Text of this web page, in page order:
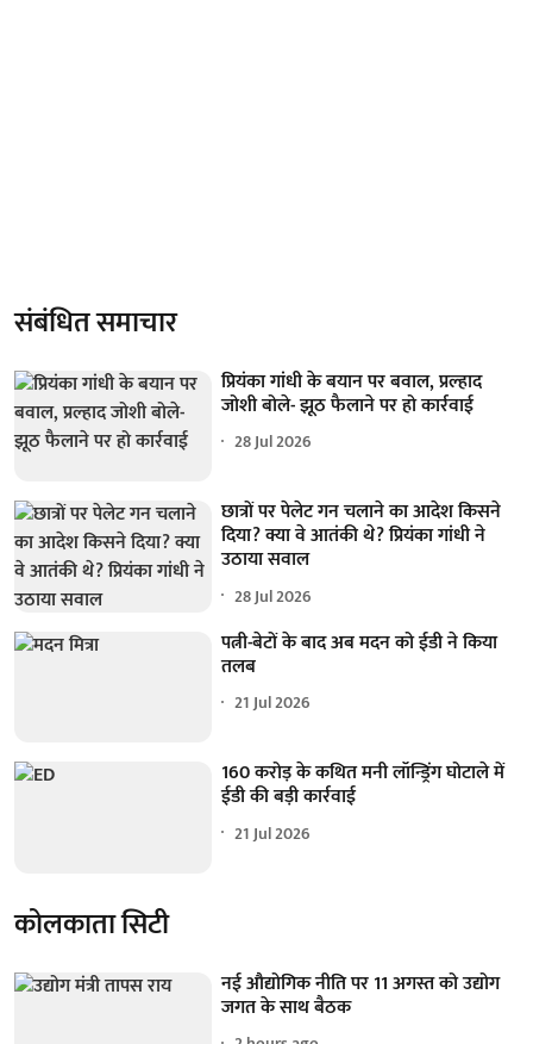
संबंधित समाचार
प्रियंका गांधी के बयान पर बवाल, प्रल्हाद
जोशी बोले- झूठ फैलाने पर हो कार्रवाई
28 Jul 2026
छात्रों पर पेलेट गन चलाने का आदेश किसने
दिया? क्या वे आतंकी थे? प्रियंका गांधी ने
उठाया सवाल
28 Jul 2026
पत्नी-बेटों के बाद अब मदन को ईडी ने किया
तलब
21 Jul 2026
160 करोड़ के कथित मनी लॉन्ड्रिंग घोटाले में
ईडी की बड़ी कार्रवाई
21 Jul 2026
कोलकाता सिटी
नई औद्योगिक नीति पर 11 अगस्त को उद्योग
जगत के साथ बैठक